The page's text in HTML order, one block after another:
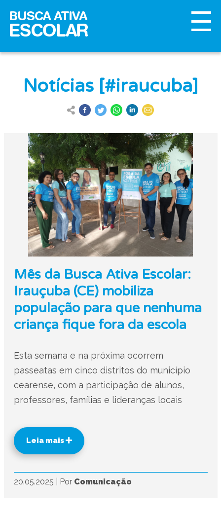
Notícias [#iraucuba]
Mês da Busca Ativa Escolar:
Irauçuba (CE) mobiliza
população para que nenhuma
criança fique fora da escola
Esta semana e na próxima ocorrem
passeatas em cinco distritos do município
cearense, com a participação de alunos,
professores, famílias e lideranças locais
Leia mais
20.05.2025 Por Comunicação